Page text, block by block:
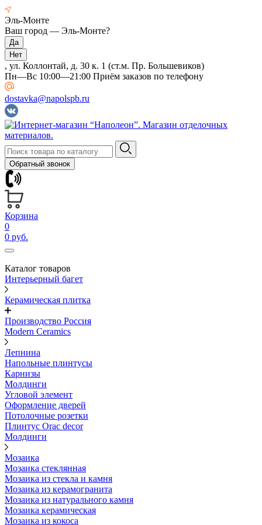
Эль-Монте
Ваш город — Эль-Монте?
, ул. Коллонтай, д. 30 к. 1 (ст.м. Пр. Большевиков)
Пн—Вс 10:00—21:00 Приём заказов по телефону
dostavka@napolspb.ru
Обратный звонок
Корзина
0
0 руб.
Каталог товаров
Интерьерный багет
Керамическая плитка
Производство Россия
Modern Ceramics
Лепнина
Напольные плинтусы
Карнизы
Молдинги
Угловой элемент
Оформление дверей
Потолочные розетки
Плинтус Orac decor
Молдинги
Мозаика
Мозаика стеклянная
Мозаика из стекла и камня
Мозаика из керамогранита
Мозаика из натурального камня
Мозаика керамическая
Мозаика из кокоса